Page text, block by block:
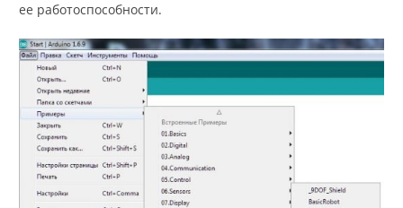
ее работоспособности.